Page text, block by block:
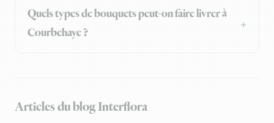
Quels types de bouquets peut-on faire livrer à
Courbehaye ?
Articles du blog Interflora